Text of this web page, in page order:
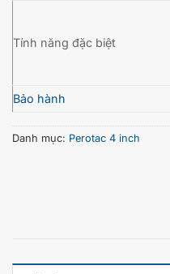
Tính năng đặc biệt
Bảo hành
Danh mục: Perotac 4 inch